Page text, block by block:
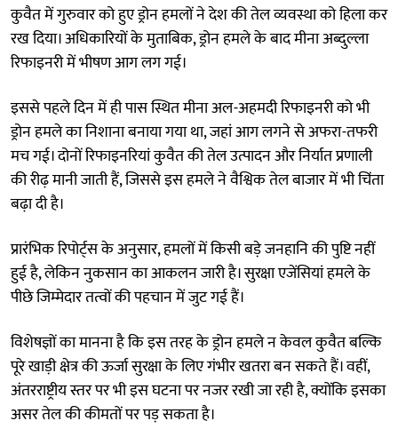
कुवैत में गुरुवार को हुए ड्रोन हमलों ने देश की तेल व्यवस्था को हिला कर
रख दिया। अधिकारियों के मुताबिक, ड्रोन हमले के बाद मीना अब्दुल्ला
रिफाइनरी में भीषण आग लग गई।
इससे पहले दिन में ही पास स्थित मीना अल-अहमदी रिफाइनरी को भी
ड्रोन हमले का निशाना बनाया गया था, जहां आग लगने से अफरा-तफरी
मच गई। दोनों रिफाइनरियां कुवैत की तेल उत्पादन और निर्यात प्रणाली
की रीढ़ मानी जाती हैं, जिससे इस हमले ने वैश्विक तेल बाजार में भी चिंता
बढ़ा दी है।
प्रारंभिक रिपोर्ट्स के अनुसार, हमलों में किसी बड़े जनहानि की पुष्टि नहीं
हुई है, लेकिन नुकसान का आकलन जारी है। सुरक्षा एजेंसियां हमले के
पीछे जिम्मेदार तत्वों की पहचान में जुट गई हैं।
विशेषज्ञों का मानना है कि इस तरह के ड्रोन हमले न केवल कुवैत बल्कि
पूरे खाड़ी क्षेत्र की ऊर्जा सुरक्षा के लिए गंभीर खतरा बन सकते हैं। वहीं,
अंतरराष्ट्रीय स्तर पर भी इस घटना पर नजर रखी जा रही है, क्योंकि इसका
असर तेल की कीमतों पर पड़ सकता है।